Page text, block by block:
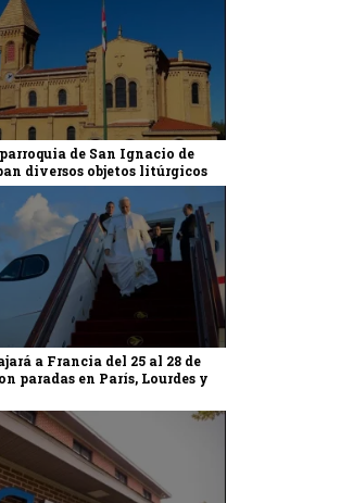
de San Ignacio de
diversos objetos litúrgicos
a Francia del 25 al 28 de
paradas en París, Lourdes y